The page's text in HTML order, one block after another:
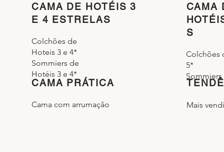
Mais
CAMA
S
Colchões
5*
CAMA DE HOTÉIS 3
E 4 ESTRELAS
Colchões de
Hoteis 3 e 4*
Sommiers de
Hotéis 3 e 4*
CAMA PRÁTICA
Cama com arrumação